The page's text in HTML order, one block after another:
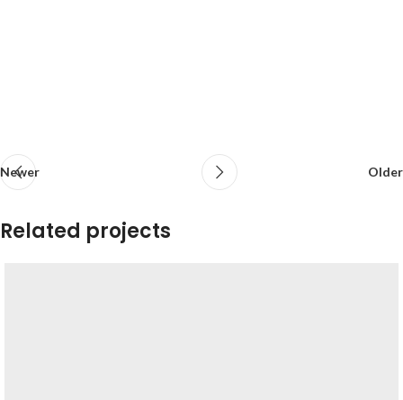
Newer Older
Related projects